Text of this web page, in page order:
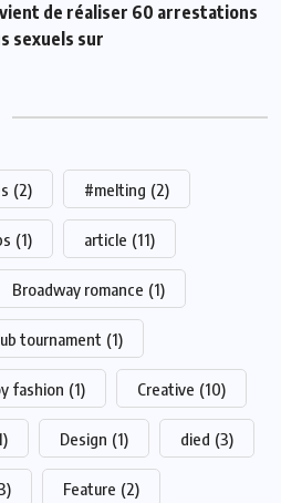
de réaliser 60 arrestations
sexuels sur
(2) #melting (2)
(1) article (11)
Broadway romance (1)
tournament (1)
fashion (1) Creative (10)
Design (1) died (3)
Feature (2)